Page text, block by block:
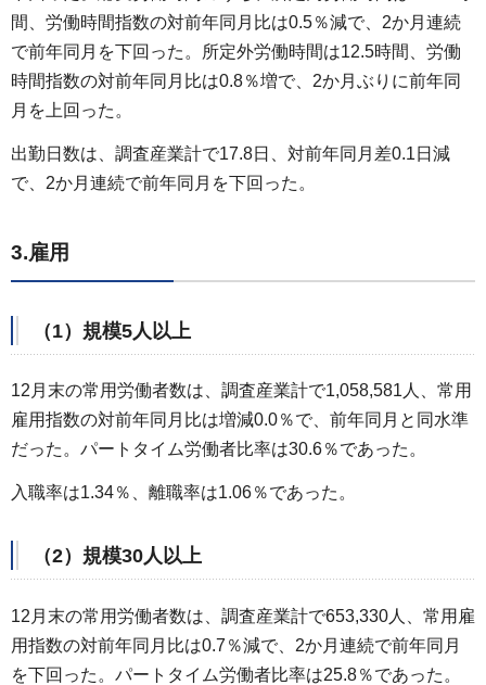
間、労働時間指数の対前年同月比は0.5％減で、2か月連続
で前年同月を下回った。所定外労働時間は12.5時間、労働
時間指数の対前年同月比は0.8％増で、2か月ぶりに前年同
月を上回った。
出勤日数は、調査産業計で17.8日、対前年同月差0.1日減
で、2か月連続で前年同月を下回った。
3.雇用
（1）規模5人以上
12月末の常用労働者数は、調査産業計で1,058,581人、常用
雇用指数の対前年同月比は増減0.0％で、前年同月と同水準
だった。パートタイム労働者比率は30.6％であった。
入職率は1.34％、離職率は1.06％であった。
（2）規模30人以上
12月末の常用労働者数は、調査産業計で653,330人、常用雇
用指数の対前年同月比は0.7％減で、2か月連続で前年同月
を下回った。パートタイム労働者比率は25.8％であった。